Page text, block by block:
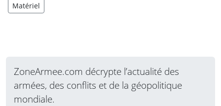
Matériel
ZoneArmee.com décrypte l’actualité des
armées, des conflits et de la géopolitique
mondiale.